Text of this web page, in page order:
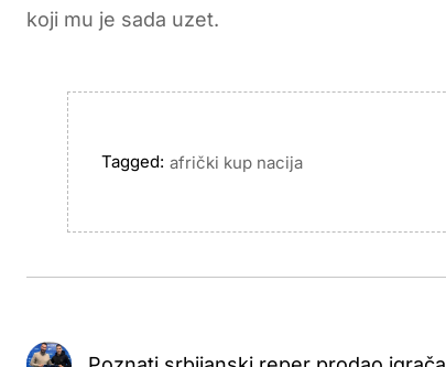
koji mu je sada uzet.
Tagged: afrički kup nacija